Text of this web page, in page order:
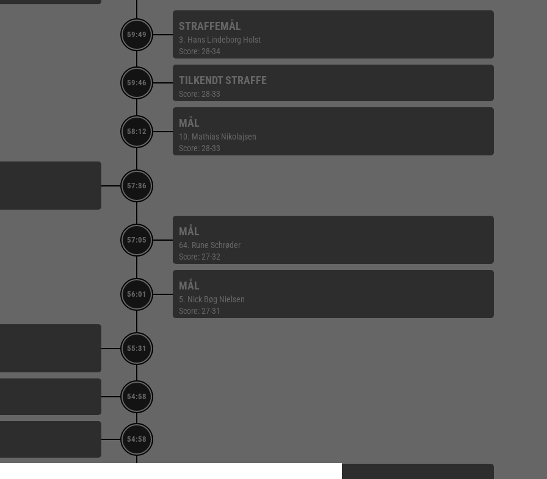
59:49
STRAFFEMÅL
3. Hans Lindeborg Holst
Score: 28-34
59:46 TILKENDT STRAFFE
Score: 28-33
58:12
MÅL
10. Mathias Nikolajsen
Score: 28-33
57:36
57:05
MÅL
64. Rune Schrøder
Score: 27-32
56:01
MÅL
5. Nick Bøg Nielsen
Score: 27-31
55:31
54:58
54:58